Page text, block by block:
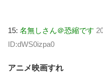
15: 名無しさん＠恐縮です
ID:dWS0izpa0
アニメ映画すれ